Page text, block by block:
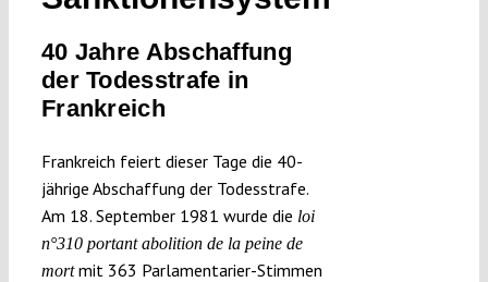
Projects
40 Jahre Abschaffung
der Todesstrafe in
Frankreich
Frankreich feiert dieser Tage die 40-
jährige Abschaffung der Todesstrafe.
Am 18. September 1981 wurde die loi
n°310 portant abolition de la peine de
mortmit 363 Parlamentarier-Stimmen